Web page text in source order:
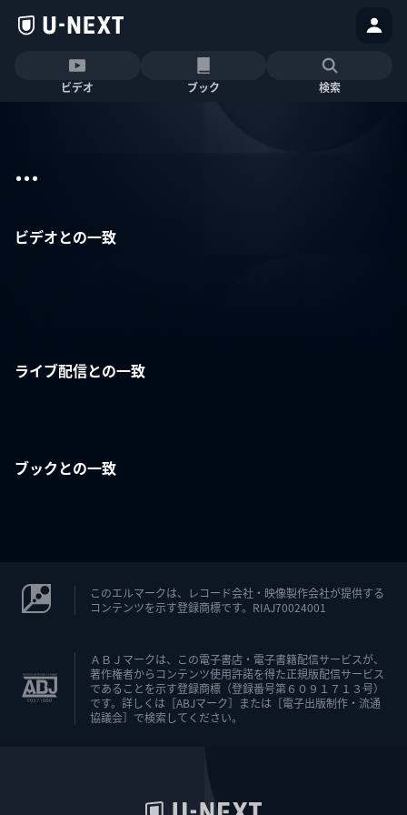
ビデオ ブック 検索
...
ビデオとの一致
ライブ配信との一致
ブックとの一致
このエルマークは、レコード会社・映像製作会社が提供する
コンテンツを示す登録商標です。RIAJ70024001
ＡＢＪマークは、この電子書店・電子書籍配信サービスが、
著作権者からコンテンツ使用許諾を得た正規版配信サービス
であることを示す登録商標（登録番号第６０９１７１３号）
です。詳しくは［ABJマーク］または［電子出版制作・流通
協議会］で検索してください。